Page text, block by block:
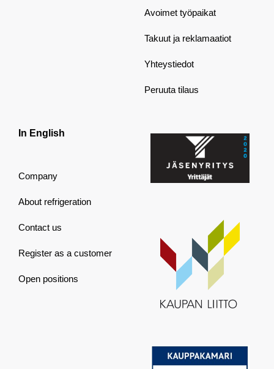
Avoimet työpaikat
Takuut ja reklamaatiot
Yhteystiedot
Peruuta tilaus
In English
Company
About refrigeration
Contact us
Register as a customer
Open positions